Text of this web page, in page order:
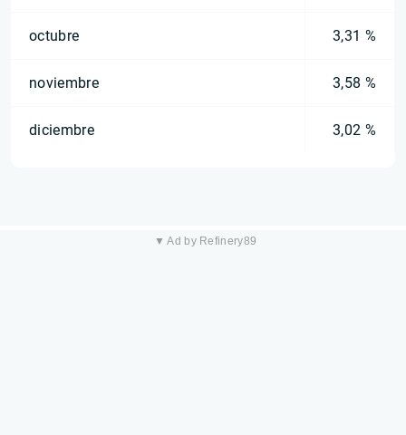
octubre 3,31 %
noviembre 3,58 %
diciembre 3,02 %
▼ Ad by Refinery89